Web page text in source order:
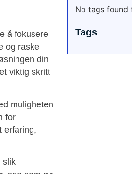
å fokusere
og raske
din
viktig skritt
muligheten
for
erfaring,
slik
No tags found
Tags